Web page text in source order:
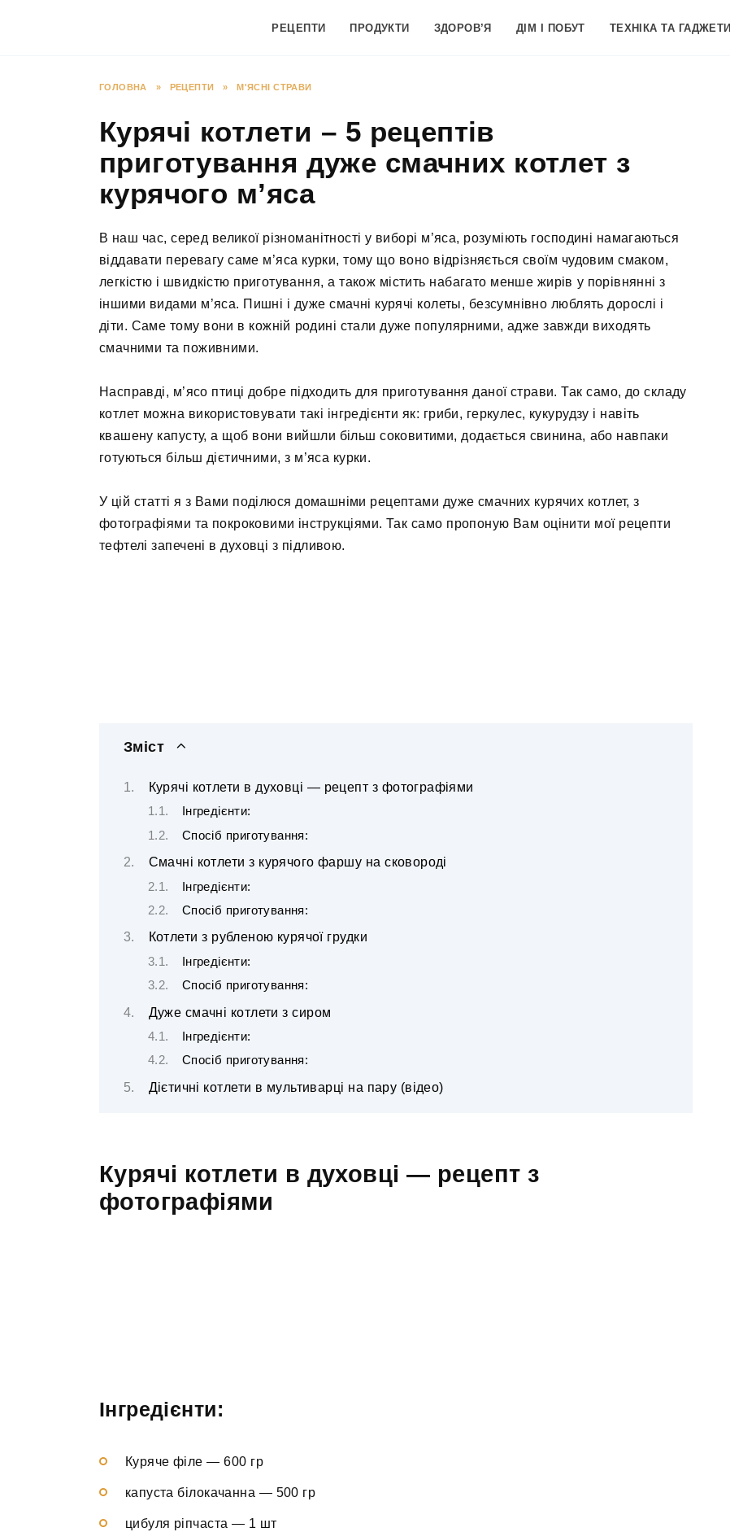
РЕЦЕПТИ ПРОДУКТИ ЗДОРОВ’Я ДІМ І ПОБУТ ТЕХНІКА ТА ГАДЖЕТИ
ГОЛОВНА » РЕЦЕПТИ » М'ЯСНІ СТРАВИ
Курячі котлети – 5 рецептів
приготування дуже смачних котлет з
курячого м’яса
В наш час, серед великої різноманітності у виборі м’яса, розуміють господині намагаються
віддавати перевагу саме м’яса курки, тому що воно відрізняється своїм чудовим смаком,
легкістю і швидкістю приготування, а також містить набагато менше жирів у порівнянні з
іншими видами м’яса. Пишні і дуже смачні курячі колеты, безсумнівно люблять дорослі і
діти. Саме тому вони в кожній родині стали дуже популярними, адже завжди виходять
смачними та поживними.
Насправді, м’ясо птиці добре підходить для приготування даної страви. Так само, до складу
котлет можна використовувати такі інгредієнти як: гриби, геркулес, кукурудзу і навіть
квашену капусту, а щоб вони вийшли більш соковитими, додається свинина, або навпаки
готуються більш дієтичними, з м’яса курки.
У цій статті я з Вами поділюся домашніми рецептами дуже смачних курячих котлет, з
фотографіями та покроковими інструкціями. Так само пропоную Вам оцінити мої рецепти
тефтелі запечені в духовці з підливою.
Зміст
Курячі котлети в духовці — рецепт з фотографіями
Інгредієнти:
Спосіб приготування:
Смачні котлети з курячого фаршу на сковороді
Інгредієнти:
Спосіб приготування:
Котлети з рубленою курячої грудки
Інгредієнти:
Спосіб приготування:
Дуже смачні котлети з сиром
Інгредієнти:
Спосіб приготування:
Дієтичні котлети в мультиварці на пару (відео)
Курячі котлети в духовці — рецепт з
фотографіями
Інгредієнти:
Куряче філе — 600 гр
капуста білокачанна — 500 гр
цибуля ріпчаста — 1 шт